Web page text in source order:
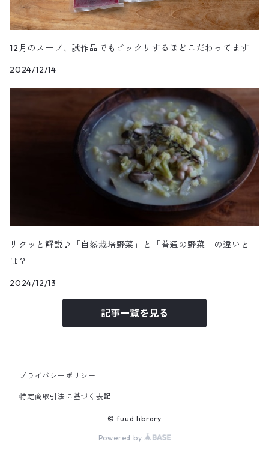
12月のスープ、試作品でもビックリするほどこだわってます
2024/12/14
サクッと解説♪「自然栽培野菜」と「普通の野菜」の違いと
は？
2024/12/13
記事一覧を見る
プライバシーポリシー
特定商取引法に基づく表記
© fuud library
Powered by